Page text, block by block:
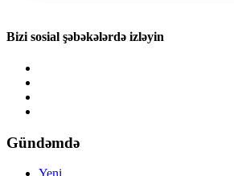
Bizi sosial şəbəkələrdə izləyin
Gündəmdə